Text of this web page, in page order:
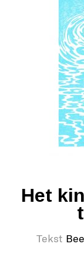
Het
Tekst